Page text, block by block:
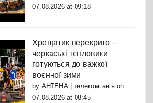
07.08.2026 at 09:18
Хрещатик перекрито –
черкаські тепловики
готуються до важкої
воєнної зими
by АНТЕНА | телекомпаніяon
07.08.2026 at 08:45